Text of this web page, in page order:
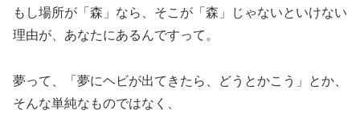
もし場所が「森」なら、そこが「森」じゃないといけない
理由が、あなたにあるんですって。
夢って、「夢にヘビが出てきたら、どうとかこう」とか、
そんな単純なものではなく、